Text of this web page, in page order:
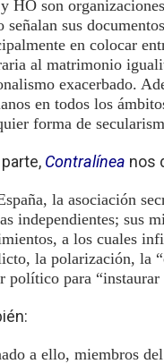
HO son
señalan sus
en colocar
al matrimonio
exacerbado.
en todos los
forma de
Contralínea nos
la asociación
independientes; sus
a los cuales
la polarización, la
político para
a ello, miembros